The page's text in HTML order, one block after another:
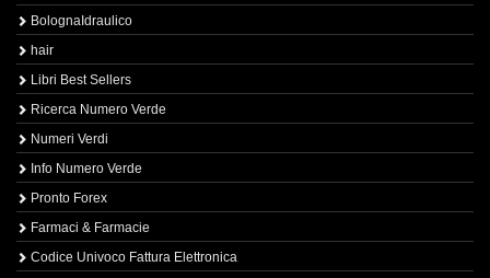
BolognaIdraulico
hair
Libri Best Sellers
Ricerca Numero Verde
Numeri Verdi
Info Numero Verde
Pronto Forex
Farmaci & Farmacie
Codice Univoco Fattura Elettronica